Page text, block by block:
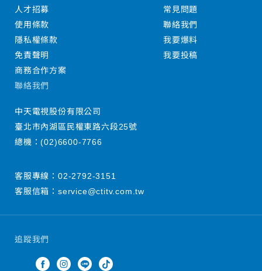
追蹤我們
人才招募
使用條款
隱私權條款
免責聲明
商務合作方案
常見問題
聯絡我們
我要爆料
我要投稿
聯絡我們
中天電視股份有限公司
臺北市內湖區民權東路六段25號
總機：(02)6600-7766
客服專線： 02-2792-3151
客服信箱： service@ctitv.com.tw